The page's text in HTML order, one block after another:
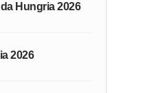
Hungria 2026
2026